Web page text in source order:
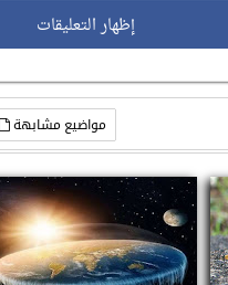
إظهار التعليقات
مواضيع مشابهة